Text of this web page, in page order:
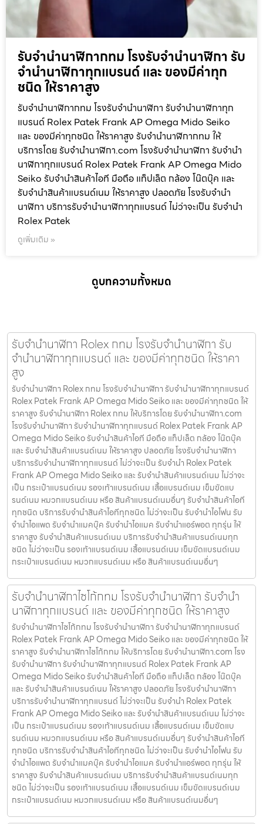
รับจำนำนาฬิกากทม โรงรับจำนำนาฬิกา รับ
จำนำนาฬิกาทุกแบรนด์ และ ของมีค่าทุก
ชนิด ให้ราคาสูง
รับจำนำนาฬิกากทม โรงรับจำนำนาฬิกา รับจำนำนาฬิกาทุก
แบรนด์ Rolex Patek Frank AP Omega Mido Seiko
และ ของมีค่าทุกชนิด ให้ราคาสูง รับจำนำนาฬิกากทม ให้
บริการโดย รับจํานํานาฬิกา.com โรงรับจำนำนาฬิกา รับจำนำ
นาฬิกาทุกแบรนด์ Rolex Patek Frank AP Omega Mido
Seiko รับจำนำสินค้าไอที มือถือ แท็ปเล็ต กล้อง โน๊ตบุ๊ค และ
รับจำนำสินค้าแบรนด์เนม ให้ราคาสูง ปลอดภัย โรงรับจำนำ
นาฬิกา บริการรับจำนำนาฬิกาทุกแบรนด์ ไม่ว่าจะเป็น รับจำนำ
Rolex Patek
ดูเพิ่มเติม »
ดูบทความทั้งหมด
รับจำนำนาฬิกา Rolex กทม โรงรับจำนำนาฬิกา รับ
จำนำนาฬิกาทุกแบรนด์ และ ของมีค่าทุกชนิด ให้ราคา
สูง
รับจำนำนาฬิกา Rolex กทม โรงรับจำนำนาฬิกา รับจำนำนาฬิกาทุกแบรนด์
Rolex Patek Frank AP Omega Mido Seiko และ ของมีค่าทุกชนิด ให้
ราคาสูง รับจำนำนาฬิกา Rolex กทม ให้บริการโดย รับจํานํานาฬิกา.com
โรงรับจำนำนาฬิกา รับจำนำนาฬิกาทุกแบรนด์ Rolex Patek Frank AP
Omega Mido Seiko รับจำนำสินค้าไอที มือถือ แท็ปเล็ต กล้อง โน๊ตบุ๊ค
และ รับจำนำสินค้าแบรนด์เนม ให้ราคาสูง ปลอดภัย โรงรับจำนำนาฬิกา
บริการรับจำนำนาฬิกาทุกแบรนด์ ไม่ว่าจะเป็น รับจำนำ Rolex Patek
Frank AP Omega Mido Seiko และ รับจำนำสินค้าแบรนด์เนม ไม่ว่าจะ
เป็น กระเป๋าแบรนด์เนม รองเท้าแบรนด์เนม เสื้อแบรนด์เนม เข็มขัดแบ
รนด์เนม หมวกแบรนด์เนม หรือ สินค้าแบรนด์เนมอื่นๆ รับจำนำสินค้าไอที
ทุกชนิด บริการรับจำนำสินค้าไอทีทุกชนิด ไม่ว่าจะเป็น รับจำนำไอโฟน รับ
จำนำไอแพด รับจำนำแมคบุ๊ค รับจำนำไอแมค รับจำนำแอร์พอต ทุกรุ่น ให้
ราคาสูง รับจำนำสินค้าแบรนด์เนม บริการรับจำนำสินค้าแบรนด์เนมทุก
ชนิด ไม่ว่าจะเป็น รองเท้าแบรนด์เนม เสื้อแบรนด์เนม เข็มขัดแบรนด์เนม
กระเป๋าแบรนด์เนม หมวกแบรนด์เนม หรือ สินค้าแบรนด์เนมอื่นๆ
รับจำนำนาฬิกาไซโก้กทม โรงรับจำนำนาฬิกา รับจำนำ
นาฬิกาทุกแบรนด์ และ ของมีค่าทุกชนิด ให้ราคาสูง
รับจำนำนาฬิกาไซโก้กทม โรงรับจำนำนาฬิกา รับจำนำนาฬิกาทุกแบรนด์
Rolex Patek Frank AP Omega Mido Seiko และ ของมีค่าทุกชนิด ให้
ราคาสูง รับจำนำนาฬิกาไซโก้กทม ให้บริการโดย รับจํานํานาฬิกา.com โรง
รับจำนำนาฬิกา รับจำนำนาฬิกาทุกแบรนด์ Rolex Patek Frank AP
Omega Mido Seiko รับจำนำสินค้าไอที มือถือ แท็ปเล็ต กล้อง โน๊ตบุ๊ค
และ รับจำนำสินค้าแบรนด์เนม ให้ราคาสูง ปลอดภัย โรงรับจำนำนาฬิกา
บริการรับจำนำนาฬิกาทุกแบรนด์ ไม่ว่าจะเป็น รับจำนำ Rolex Patek
Frank AP Omega Mido Seiko และ รับจำนำสินค้าแบรนด์เนม ไม่ว่าจะ
เป็น กระเป๋าแบรนด์เนม รองเท้าแบรนด์เนม เสื้อแบรนด์เนม เข็มขัดแบ
รนด์เนม หมวกแบรนด์เนม หรือ สินค้าแบรนด์เนมอื่นๆ รับจำนำสินค้าไอที
ทุกชนิด บริการรับจำนำสินค้าไอทีทุกชนิด ไม่ว่าจะเป็น รับจำนำไอโฟน รับ
จำนำไอแพด รับจำนำแมคบุ๊ค รับจำนำไอแมค รับจำนำแอร์พอต ทุกรุ่น ให้
ราคาสูง รับจำนำสินค้าแบรนด์เนม บริการรับจำนำสินค้าแบรนด์เนมทุก
ชนิด ไม่ว่าจะเป็น รองเท้าแบรนด์เนม เสื้อแบรนด์เนม เข็มขัดแบรนด์เนม
กระเป๋าแบรนด์เนม หมวกแบรนด์เนม หรือ สินค้าแบรนด์เนมอื่นๆ